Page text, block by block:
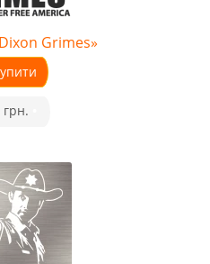
Grimes»
грн.